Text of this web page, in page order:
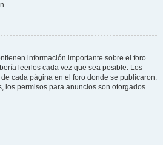
información importante sobre el foro
leerlos cada vez que sea posible. Los
cada página en el foro donde se publicaron.
los permisos para anuncios son otorgados